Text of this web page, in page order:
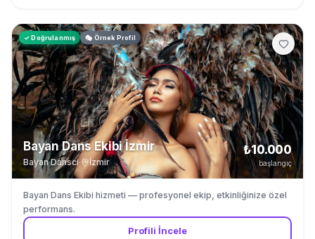
✓ Doğrulanmış 🎭 Örnek Profil
Bayan Dans Ekibi İzmir
Bayan Dansci· İzmir
₺10.000
başlangıç
Bayan Dans Ekibi hizmeti — profesyonel ekip, etkinliğinize özel
performans.
Profili İncele